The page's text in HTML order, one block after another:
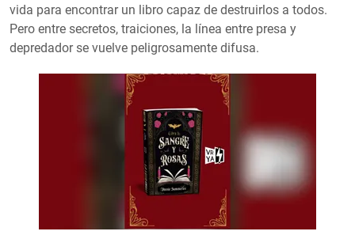
vida para encontrar un libro capaz de destruirlos a todos.
Pero entre secretos, traiciones, la línea entre presa y
depredador se vuelve peligrosamente difusa.